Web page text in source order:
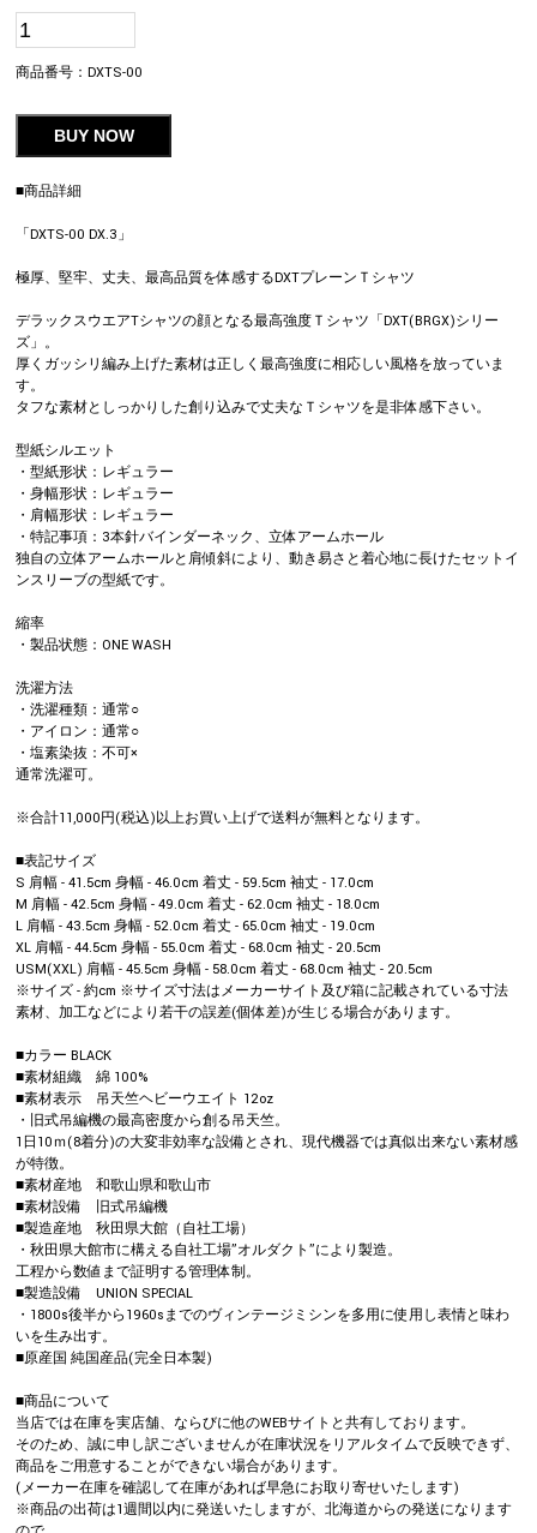
商品番号：DXTS-00
BUY NOW
■商品詳細
「DXTS-00 DX.3」
極厚、堅牢、丈夫、最高品質を体感するDXTプレーンＴシャツ
デラックスウエアTシャツの顔となる最高強度Ｔシャツ「DXT(BRGX)シリー
ズ」。
厚くガッシリ編み上げた素材は正しく最高強度に相応しい風格を放っていま
す。
タフな素材としっかりした創り込みで丈夫なＴシャツを是非体感下さい。
型紙シルエット
・型紙形状：レギュラー
・身幅形状：レギュラー
・肩幅形状：レギュラー
・特記事項：3本針バインダーネック、立体アームホール
独自の立体アームホールと肩傾斜により、動き易さと着心地に長けたセットイ
ンスリーブの型紙です。
縮率
・製品状態：ONE WASH
洗濯方法
・洗濯種類：通常○
・アイロン：通常○
・塩素染抜：不可×
通常洗濯可。
※合計11,000円(税込)以上お買い上げで送料が無料となります。
■表記サイズ
S 肩幅 - 41.5cm 身幅 - 46.0cm 着丈 - 59.5cm 袖丈 - 17.0cm
M 肩幅 - 42.5cm 身幅 - 49.0cm 着丈 - 62.0cm 袖丈 - 18.0cm
L 肩幅 - 43.5cm 身幅 - 52.0cm 着丈 - 65.0cm 袖丈 - 19.0cm
XL 肩幅 - 44.5cm 身幅 - 55.0cm 着丈 - 68.0cm 袖丈 - 20.5cm
USM(XXL) 肩幅 - 45.5cm 身幅 - 58.0cm 着丈 - 68.0cm 袖丈 - 20.5cm
※サイズ - 約cm ※サイズ寸法はメーカーサイト及び箱に記載されている寸法
素材、加工などにより若干の誤差(個体差)が生じる場合があります。
■カラー BLACK
■素材組織 綿 100%
■素材表示 吊天竺ヘビーウエイト 12oz
・旧式吊編機の最高密度から創る吊天竺。
1日10ｍ(8着分)の大変非効率な設備とされ、現代機器では真似出来ない素材感
が特徴。
■素材産地 和歌山県和歌山市
■素材設備 旧式吊編機
■製造産地 秋田県大館（自社工場）
・秋田県大館市に構える自社工場”オルダクト”により製造。
工程から数値まで証明する管理体制。
■製造設備 UNION SPECIAL
・1800s後半から1960sまでのヴィンテージミシンを多用に使用し表情と味わ
いを生み出す。
■原産国 純国産品(完全日本製)
■商品について
当店では在庫を実店舗、ならびに他のWEBサイトと共有しております。
そのため、誠に申し訳ございませんが在庫状況をリアルタイムで反映できず、
商品をご用意することができない場合があります。
(メーカー在庫を確認して在庫があれば早急にお取り寄せいたします)
※商品の出荷は1週間以内に発送いたしますが、北海道からの発送になります